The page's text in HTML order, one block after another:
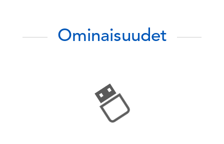
Ominaisuudet